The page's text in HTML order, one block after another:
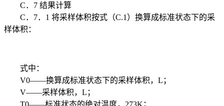
C．7 结果计算
C．7．1 将采样体积按式（C.1）换算成标准状态下的采
样体积：
式中：
V0——换算成标准状态下的采样体积，L；
V——采样体积，L；
T0——标准状态的绝对温度，273K；